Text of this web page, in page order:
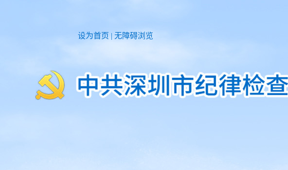
设为首页 | 无障碍浏览